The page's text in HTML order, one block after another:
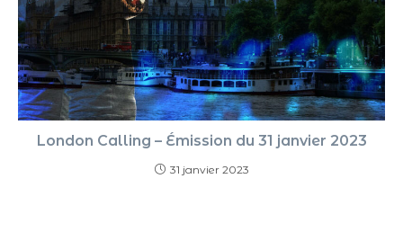
London Calling – Émission du 31 janvier 2023
31 janvier 2023